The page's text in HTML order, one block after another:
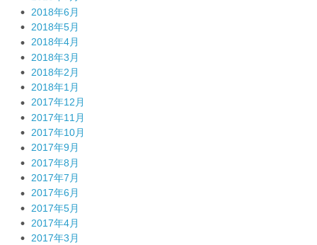
2018年6月
2018年5月
2018年4月
2018年3月
2018年2月
2018年1月
2017年12月
2017年11月
2017年10月
2017年9月
2017年8月
2017年7月
2017年6月
2017年5月
2017年4月
2017年3月